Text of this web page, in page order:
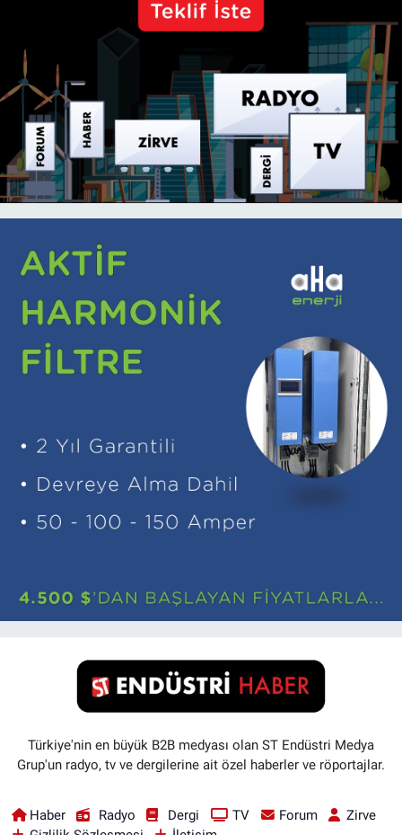
Türkiye'nin en büyük B2B medyası olan ST Endüstri Medya
Grup'un radyo, tv ve dergilerine ait özel haberler ve röportajlar.
Haber Radyo Dergi TV Forum
Zirve